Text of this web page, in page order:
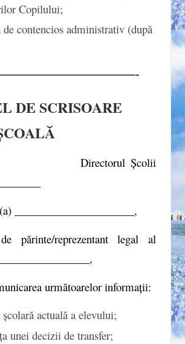
Copilului;
de contencios administrativ (după
DE SCRISOARE
Directorul Școlii
______________________,
părinte/reprezentant legal al
următoarelor informații:
actuală a elevului;
unei decizii de transfer;